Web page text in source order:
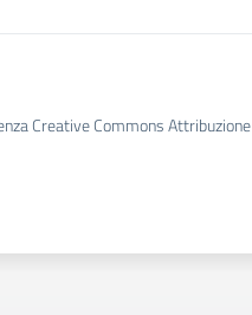
Creative Commons